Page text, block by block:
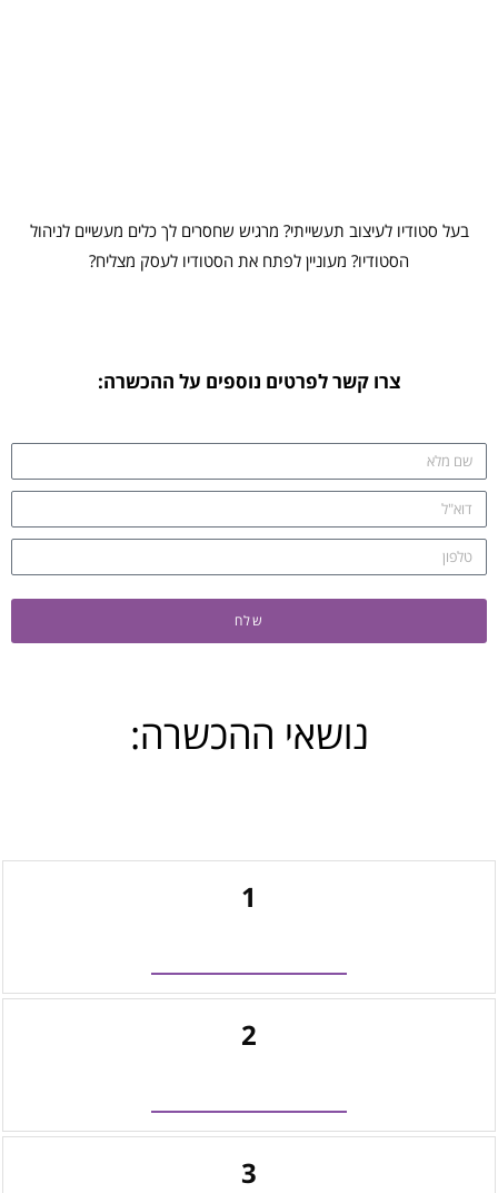
בעל סטודיו לעיצוב תעשייתי? מרגיש שחסרים לך כלים מעשיים לניהול
הסטודיו? מעוניין לפתח את הסטודיו לעסק מצליח?
צרו קשר לפרטים נוספים על ההכשרה:
שלח
נושאי ההכשרה:
1
2
3